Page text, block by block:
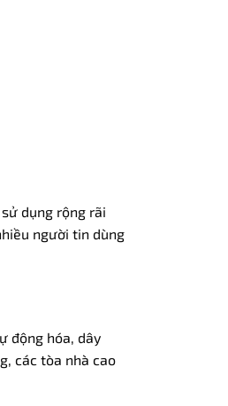
dụng rộng rãi
người tin dùng
động hóa, dây
các tòa nhà cao